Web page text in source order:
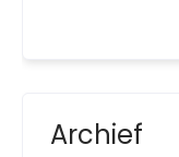
Archief